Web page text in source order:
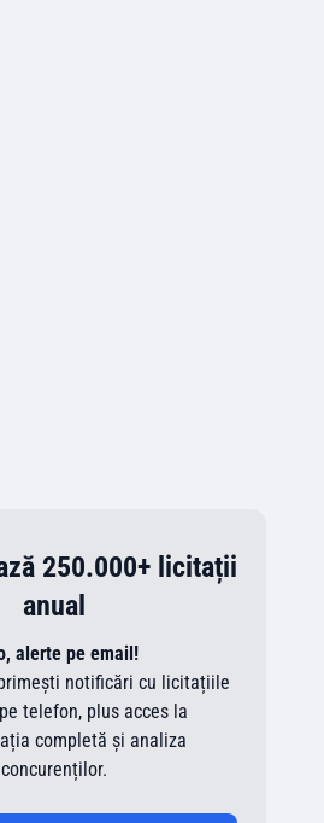
250.000+ licitații
anual
alerte pe email!
notificări cu licitațiile
telefon, plus acces la
completă și analiza
concurenților.